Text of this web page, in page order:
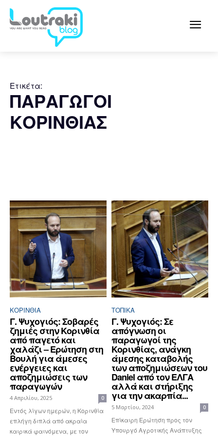
Ετικέτα:
ΠΑΡΑΓΩΓΟΙ
ΚΟΡΙΝΘΙΑΣ
ΚΟΡΙΝΘΊΑ
Γ. Ψυχογιός: Σοβαρές
ζημιές στην Κορινθία
από παγετό και
χαλάζι – Ερώτηση στη
Βουλή για άμεσες
ενέργειες και
αποζημιώσεις των
παραγωγών
4 Απριλίου, 2025 0
Εντός λίγων ημερών, η Κορινθία
επλήγη διπλά από ακραία
καιρικά φαινόμενα, με τον
ΤΟΠΙΚΑ
Γ. Ψυχογιός: Σε
απόγνωση οι
παραγωγοί της
Κορινθίας, ανάγκη
άμεσης καταβολής
των αποζημιώσεων του
Daniel από τον ΕΛΓΑ
αλλά και στήριξης
για την ακαρπία...
5 Μαρτίου, 2024 0
Επίκαιρη Ερώτηση προς τον
Υπουργό Αγροτικής Ανάπτυξης